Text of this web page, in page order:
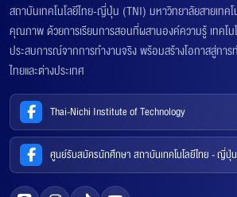
สถาบันเทคโนโลยีไทย-ญี่ปุ่น (TNI) มหาวิทยาลัยสายเท
คุณภาพ ด้วยการเรียนการสอนที่ผสานองค์ความรู้ เทคโ
ประสบการณ์จากการทำงานจริง พร้อมสร้างโอกาสสู่การ
ไทยและต่างประเทศ
Thai-Nichi Institute of Technology
ศูนย์รับสมัครนักศึกษา สถาบันเทคโนโลยีไทย - ญี่ปุ่น